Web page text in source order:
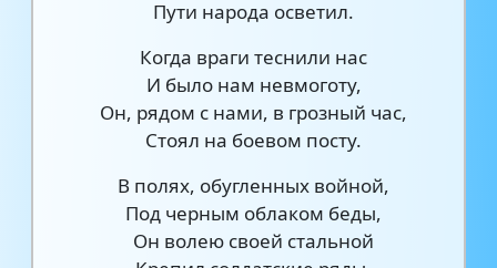
Пути народа осветил.
Когда враги теснили нас
И было нам невмоготу,
Он, рядом с нами, в грозный час,
Стоял на боевом посту.
В полях, обугленных войной,
Под черным облаком беды,
Он волею своей стальной